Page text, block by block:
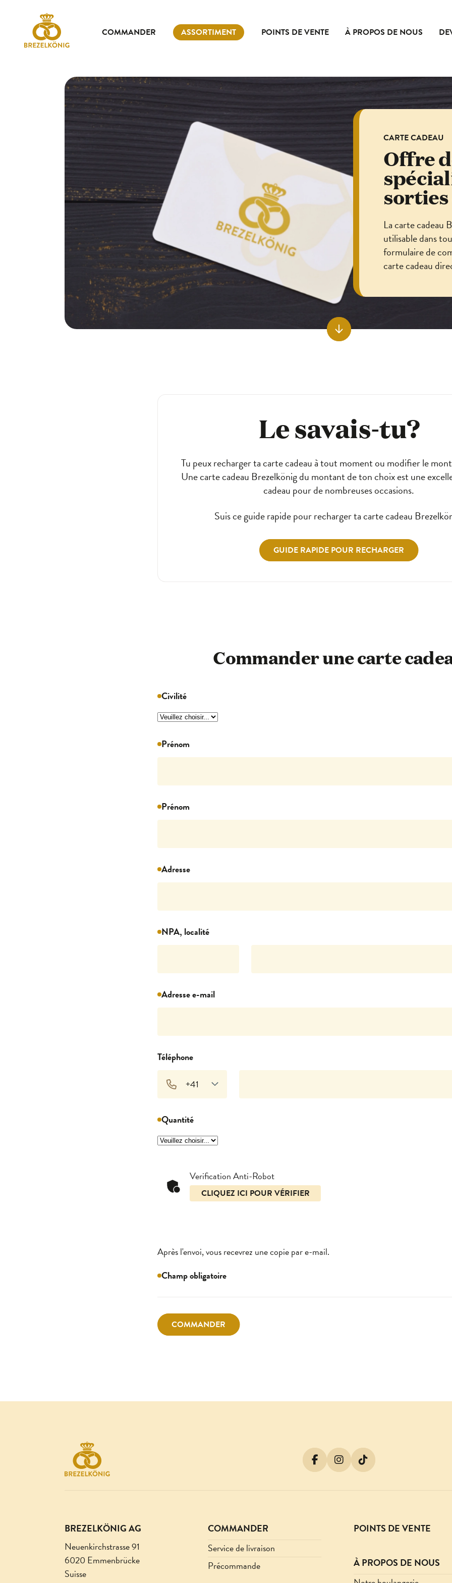
COMMANDER ASSORTIMENT POINTS DE VENTE À PROPOS DE NOUS
Carte cadeau
CARTE CADEAU
Offre
La carte cadeau
utilisable dans
formulaire de
carte cadeau
Le savais-tu?
Tu peux recharger ta carte cadeau à tout moment ou modifier le
Une carte cadeau Brezelkönig du montant de ton choix est une
cadeau pour de nombreuses occasions.
Suis ce guide rapide pour recharger ta carte cadeau
GUIDE RAPIDE POUR RECHARGER
Commander une carte
Civilité
Prénom
Prénom
Adresse
NPA, localité
Adresse e-mail
Téléphone
Quantité
Verification Anti-Robot
CLIQUEZ ICI POUR VÉRIFIER
Après l'envoi, vous recevrez une copie par e-mail.
Champ obligatoire
COMMANDER
BREZELKÖNIG AG
Neuenkirchstrasse 91
6020 Emmenbrücke
Suisse
COMMANDER
Service de livraison
Précommande
POINTS DE VENTE
À PROPOS DE NOUS